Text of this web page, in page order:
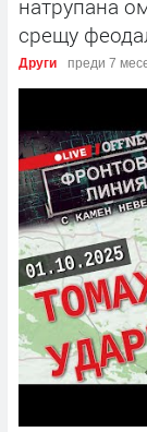
натрупана
срещу
Други преди 7